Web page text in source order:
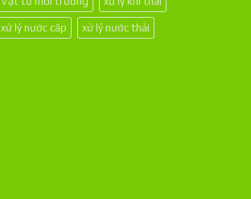
xử lý nước cấp xử lý nước thải